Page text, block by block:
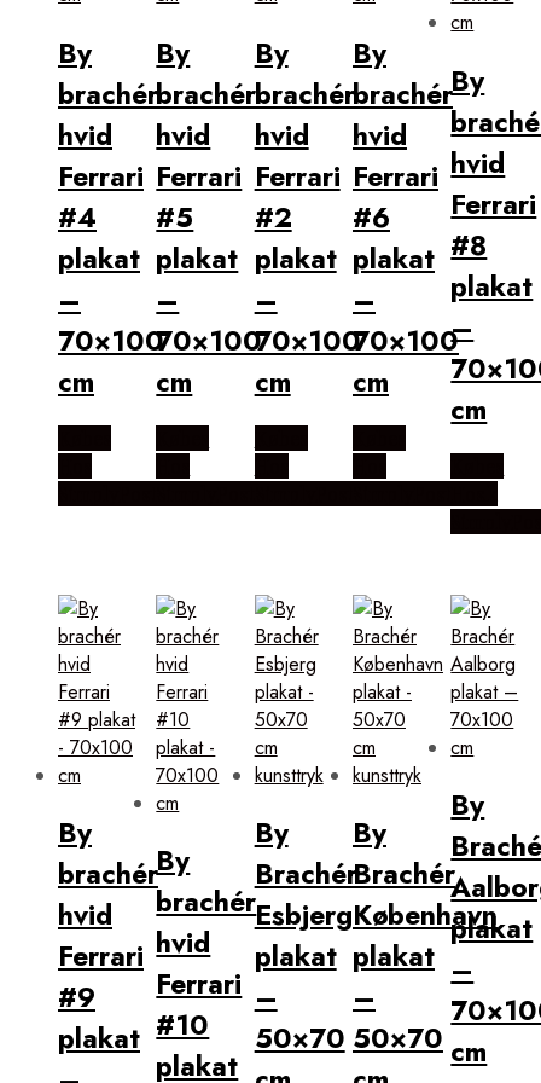
By
brachér
hvid
Ferrari
#4
plakat
–
70×100
cm
By
brachér
hvid
Ferrari
#5
plakat
–
70×100
cm
By
brachér
hvid
Ferrari
#2
plakat
–
70×100
cm
By
brachér
hvid
Ferrari
#6
plakat
–
70×100
cm
By
hvid
Ferrari
#8
plakat
–
cm
By
brachér
hvid
Ferrari
#9
plakat
By
brachér
hvid
Ferrari
#10
plakat
By
Brachér
Esbjerg
plakat
–
50×70
By
Brachér
København
plakat
–
50×70
By
plakat
–
cm